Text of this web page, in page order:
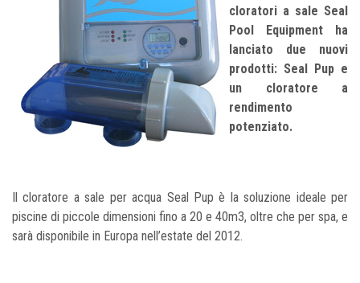
cloratori a sale Seal
Pool Equipment ha
lanciato due nuovi
prodotti: Seal Pup e
un cloratore a
rendimento
potenziato.
Il cloratore a sale per acqua Seal Pup è la soluzione ideale per
piscine di piccole dimensioni fino a 20 e 40m3, oltre che per spa, e
sarà disponibile in Europa nell’estate del 2012.